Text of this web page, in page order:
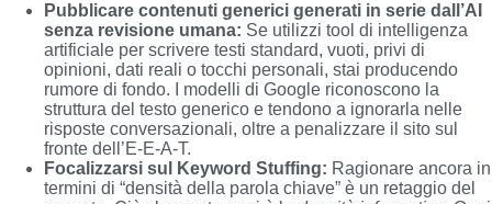
Pubblicare contenuti generici generati in serie dall’AI
senza revisione umana: Se utilizzi tool di intelligenza
artificiale per scrivere testi standard, vuoti, privi di
opinioni, dati reali o tocchi personali, stai producendo
rumore di fondo. I modelli di Google riconoscono la
struttura del testo generico e tendono a ignorarla nelle
risposte conversazionali, oltre a penalizzare il sito sul
fronte dell’E-E-A-T.
Focalizzarsi sul Keyword Stuffing: Ragionare ancora in
termini di “densità della parola chiave” è un retaggio del